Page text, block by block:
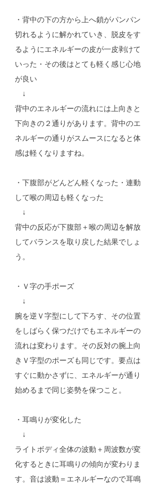
・背中の下の方から上へ鎖がパンパン
切れるように解かれていき、脱皮をす
るようにエネルギーの皮が一皮剥けて
いった・その後はとても軽く感じ心地
が良い
↓
背中のエネルギーの流れには上向きと
下向きの２通りがあります。背中のエ
ネルギーの通りがスムースになると体
感は軽くなりますね。
・下腹部がどんどん軽くなった・連動
して喉の周辺も軽くなった
↓
背中の反応が下腹部＋喉の周辺を解放
してバランスを取り戻した結果でしょ
う。
・Ｖ字の手ポーズ
↓
腕を逆Ｖ字型にして下ろす、その位置
をしばらく保つだけでもエネルギーの
流れは変わります。その反対の腕上向
きＶ字型のポーズも同じです。要点は
すぐに動かさずに、エネルギーが通り
始めるまで同じ姿勢を保つこと。
・耳鳴りが変化した
↓
ライトボディ全体の波動＋周波数が変
化するときに耳鳴りの傾向が変わりま
す。音は波動＝エネルギーなので耳鳴